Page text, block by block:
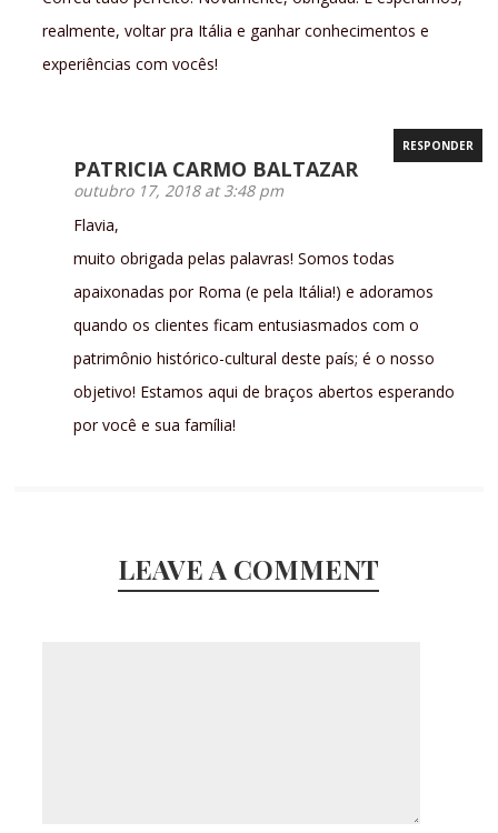
realmente, voltar pra Itália e ganhar conhecimentos e
experiências com vocês!
PATRICIA CARMO BALTAZAR
outubro 17, 2018 at 3:48 pm
RESPONDER
Flavia,
muito obrigada pelas palavras! Somos todas
apaixonadas por Roma (e pela Itália!) e adoramos
quando os clientes ficam entusiasmados com o
patrimônio histórico-cultural deste país; é o nosso
objetivo! Estamos aqui de braços abertos esperando
por você e sua família!
LEAVE A COMMENT